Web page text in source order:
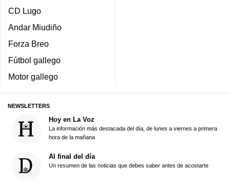
CD Lugo
Andar Miudiño
Forza Breo
Fútbol gallego
Motor gallego
NEWSLETTERS
Hoy en La Voz
La información más destacada del día, de lunes a viernes a primera
hora de la mañana
Al final del día
Un resumen de las noticias que debes saber antes de acostarte